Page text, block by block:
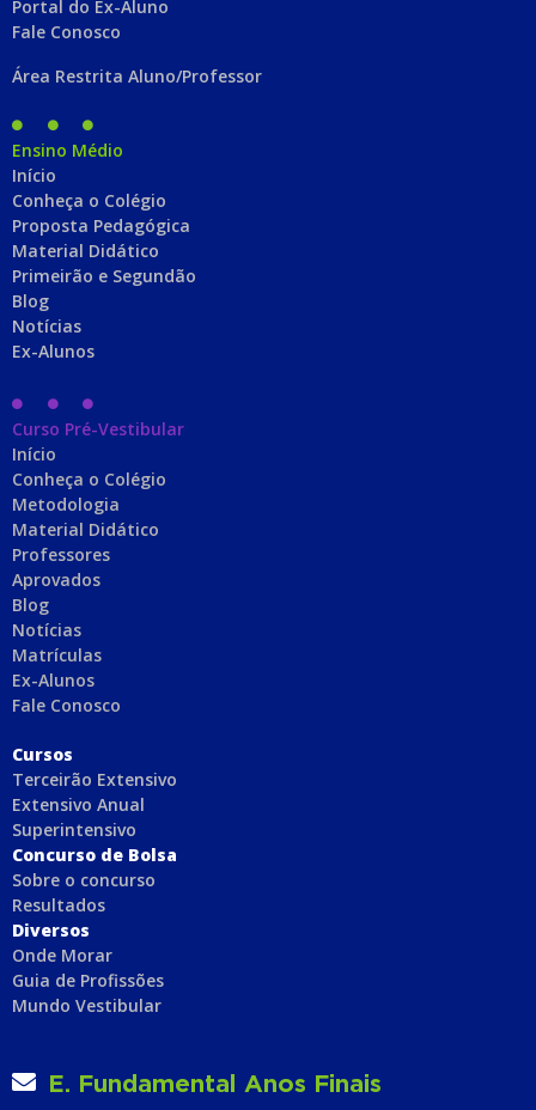
Portal do Ex-Aluno
Fale Conosco
Área Restrita Aluno/Professor
Ensino Médio
Início
Conheça o Colégio
Proposta Pedagógica
Material Didático
Primeirão e Segundão
Blog
Notícias
Ex-Alunos
Curso Pré-Vestibular
Início
Conheça o Colégio
Metodologia
Material Didático
Professores
Aprovados
Blog
Notícias
Matrículas
Ex-Alunos
Fale Conosco
Cursos
Terceirão Extensivo
Extensivo Anual
Superintensivo
Concurso de Bolsa
Sobre o concurso
Resultados
Diversos
Onde Morar
Guia de Profissões
Mundo Vestibular
E. Fundamental Anos Finais